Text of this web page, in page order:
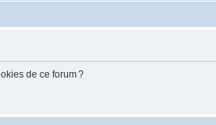
de ce forum ?